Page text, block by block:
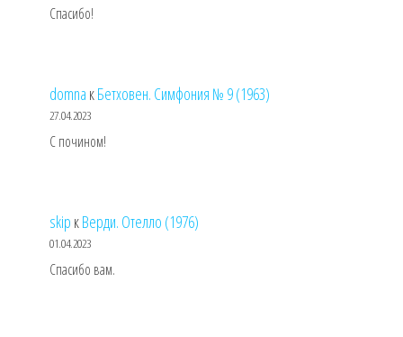
Спасибо!
domna кБетховен. Симфония № 9 (1963)
27.04.2023
С почином!
skip кВерди. Отелло (1976)
01.04.2023
Спасибо вам.